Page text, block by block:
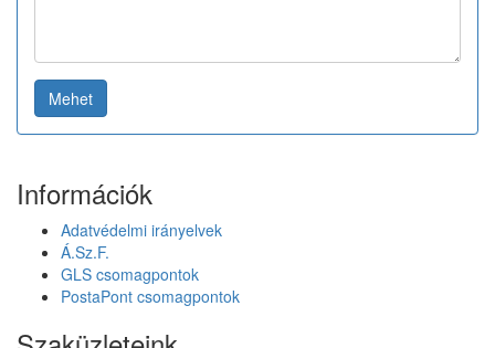
Mehet
Információk
Adatvédelmi irányelvek
Á.Sz.F.
GLS csomagpontok
PostaPont csomagpontok